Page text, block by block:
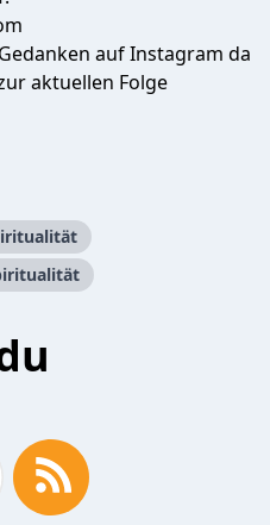
auf Instagram da
aktuellen Folge